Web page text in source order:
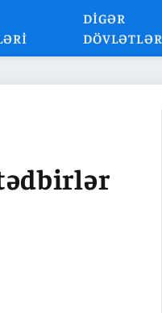
DIGƏR
DÖVLƏTLƏR